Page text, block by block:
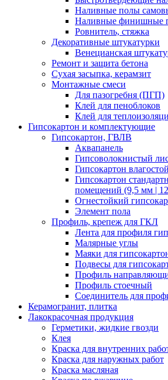
Наливные полы
Наливные финишные
Ровнитель, стяжка
Декоративные штукатурки
Венецианская
Ремонт и защита бетона
Сухая засыпка, керамзит
Монтажные смеси
Для пазогребня (ПГП)
Клей для пеноблоков
Клей для
Гипсокартон и комплектующие
Гипсокартон, ГВЛВ
Аквапанель
Гипсоволокнистый
Гипсокартон
Гипсокартон
помещений (9,5 мм |
Огнестойкий
Элемент пола
Профиль, крепеж для ГКЛ
Лента для профиля
Малярные углы
Маяки для
Подвесы для
Профиль
Профиль стоечный
Соединитель для
Керамогранит, плитка
Лакокрасочная продукция
Герметики, жидкие гвозди
Клея
Краска для внутренних
Краска для наружных работ
Краска масляная